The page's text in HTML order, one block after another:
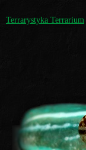
Terrarystyka Terrarium